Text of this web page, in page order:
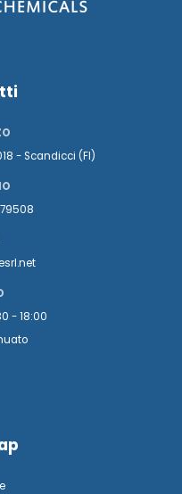
- Scandicci (FI)
- 18:00